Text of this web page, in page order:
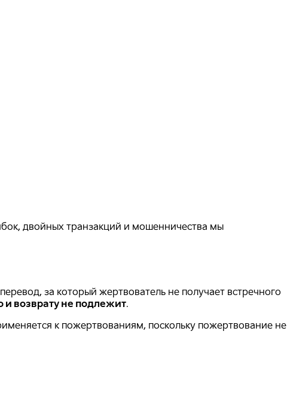
двойных транзакций и мошенничества мы
за который жертвователь не получает встречного
и возврату не подлежит.
к пожертвованиям, поскольку пожертвование не